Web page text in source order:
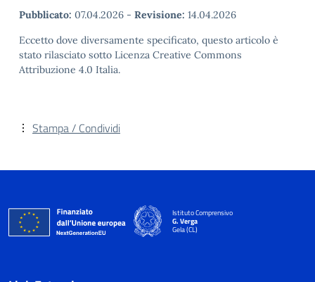
Pubblicato: 07.04.2026 - Revisione: 14.04.2026
Eccetto dove diversamente specificato, questo articolo è
stato rilasciato sotto Licenza Creative Commons
Attribuzione 4.0 Italia.
Stampa / Condividi
Istituto Comprensivo
G. Verga
Gela (CL)